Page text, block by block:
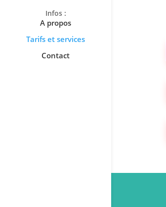
A propos
Tarifs et services
Contact